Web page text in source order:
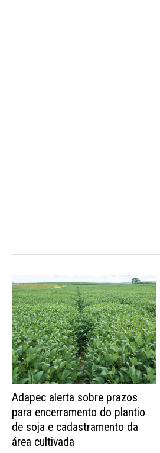
Adapec alerta sobre prazos
para encerramento do plantio
de soja e cadastramento da
área cultivada